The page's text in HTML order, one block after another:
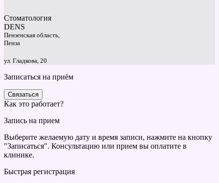
Стоматология
DENS
Пензенская область,
Пенза
ул. Гладкова, 20
Записаться на приём
Связаться
Как это работает?
Запись на прием
Выберите желаемую дату и время записи, нажмите на кнопку
"Записаться". Консультацию или прием вы оплатите в
клинике.
Быстрая регистрация